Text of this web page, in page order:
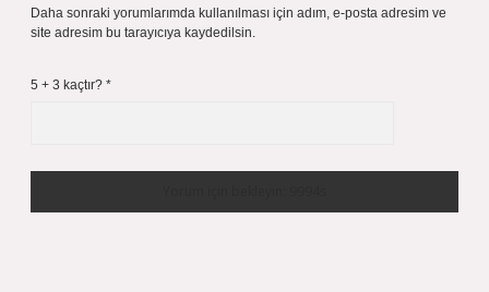
Daha sonraki yorumlarımda kullanılması için adım, e-posta adresim ve
site adresim bu tarayıcıya kaydedilsin.
5 + 3 kaçtır? *